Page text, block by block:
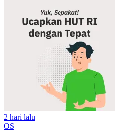
2 hari lalu
OS